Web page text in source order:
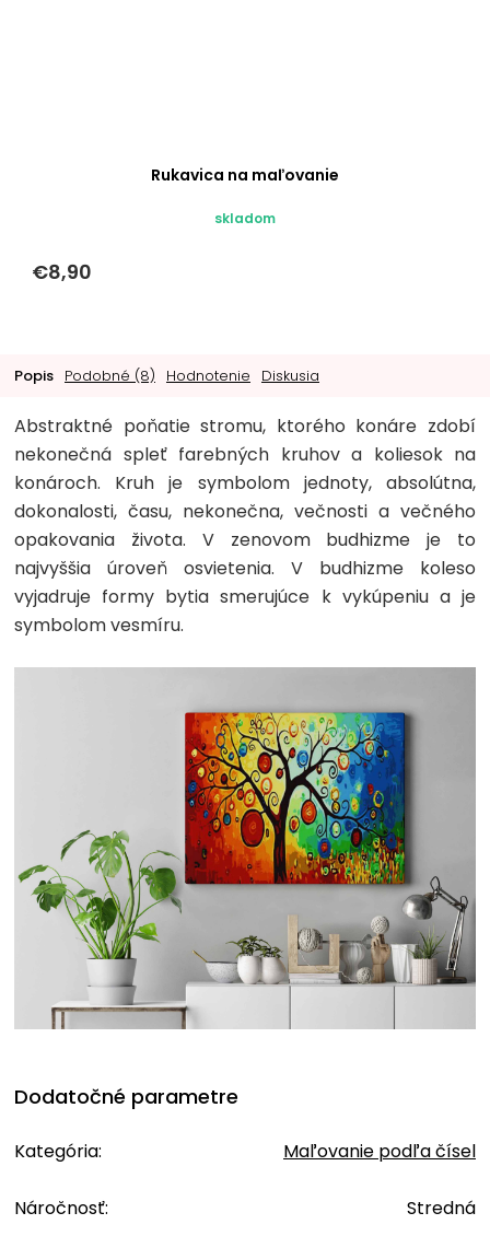
Rukavica na maľovanie
skladom
€8,90
Popis Podobné (8) Hodnotenie Diskusia
Abstraktné poňatie stromu, ktorého konáre zdobí
nekonečná spleť farebných kruhov a koliesok na
konároch. Kruh je symbolom jednoty, absolútna,
dokonalosti, času, nekonečna, večnosti a večného
opakovania života. V zenovom budhizme je to
najvyššia úroveň osvietenia. V budhizme koleso
vyjadruje formy bytia smerujúce k vykúpeniu a je
symbolom vesmíru.
Dodatočné parametre
Kategória: Maľovanie podľa čísel
Náročnosť: Stredná